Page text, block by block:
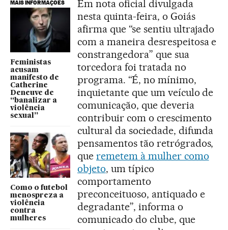
MAIS INFORMAÇÕES
Feministas
acusam
manifesto de
Catherine
Deneuve de
“banalizar a
violência
sexual”
Como o futebol
menospreza a
violência
contra
mulheres
Em nota oficial divulgada
nesta quinta-feira, o Goiás
afirma que “se sentiu ultrajado
com a maneira desrespeitosa e
constrangedora” que sua
torcedora foi tratada no
programa. “É, no mínimo,
inquietante que um veículo de
comunicação, que deveria
contribuir com o crescimento
cultural da sociedade, difunda
pensamentos tão retrógrados,
que remetem à mulher como
objeto, um típico
comportamento
preconceituoso, antiquado e
degradante”, informa o
comunicado do clube, que